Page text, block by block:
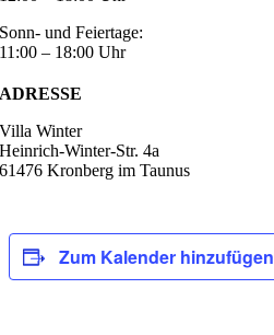
Sonn- und Feiertage:
11:00 – 18:00 Uhr
ADRESSE
Villa Winter
Heinrich-Winter-Str. 4a
61476 Kronberg im Taunus
Zum Kalender hinzufügen